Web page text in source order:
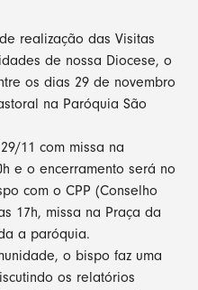
realização das Visitas
de nossa Diocese, o
os dias 29 de novembro
na Paróquia São
11 com missa na
e o encerramento será no
com o CPP (Conselho
17h, missa na Praça da
a paróquia.
o bispo faz uma
os relatórios